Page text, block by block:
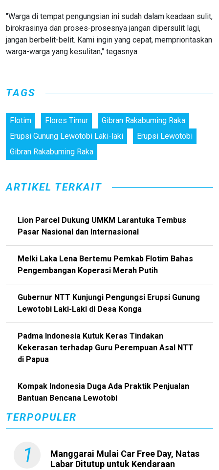
"Warga di tempat pengungsian ini sudah dalam keadaan sulit,
birokrasinya dan proses-prosesnya jangan dipersulit lagi,
jangan berbelit-belit. Kami ingin yang cepat, memprioritaskan
warga-warga yang kesulitan," tegasnya.
TAGS
Flotim Flores Timur
Gibran Rakabuming Raka
Erupsi Gunung Lewotobi Laki-laki
Erupsi Lewotobi
Gibran Rakabuming Raka
ARTIKEL TERKAIT
Lion Parcel Dukung UMKM Larantuka Tembus
Pasar Nasional dan Internasional
Melki Laka Lena Bertemu Pemkab Flotim Bahas
Pengembangan Koperasi Merah Putih
Gubernur NTT Kunjungi Pengungsi Erupsi Gunung
Lewotobi Laki-Laki di Desa Konga
Padma Indonesia Kutuk Keras Tindakan
Kekerasan terhadap Guru Perempuan Asal NTT
di Papua
Kompak Indonesia Duga Ada Praktik Penjualan
Bantuan Bencana Lewotobi
TERPOPULER
1
Manggarai Mulai Car Free Day, Natas
Labar Ditutup untuk Kendaraan